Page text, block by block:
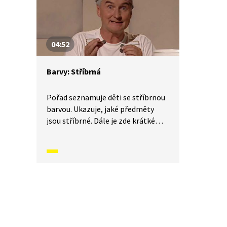
04:52
Barvy: Stříbrná
Pořad seznamuje děti se stříbrnou
barvou. Ukazuje, jaké předměty
jsou stříbrné. Dále je zde krátké